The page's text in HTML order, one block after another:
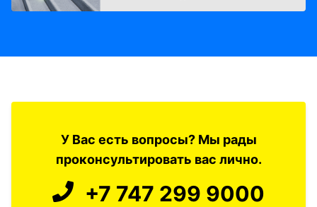
У Вас есть вопросы? Мы рады
проконсультировать вас лично.
+7 747 299 9000